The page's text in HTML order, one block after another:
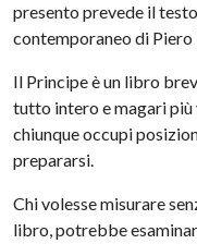
presento prevede il
contemporaneo di
Il Principe è un libro
tutto intero e magari più
chiunque occupi
prepararsi.
Chi volesse misurare
libro, potrebbe